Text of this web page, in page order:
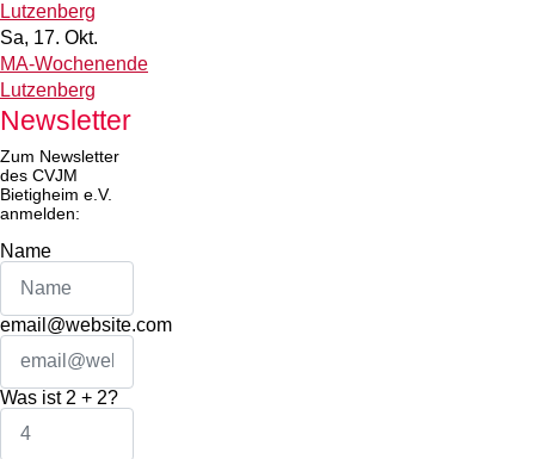
Lutzenberg
Sa, 17. Okt.
MA-Wochenende
Lutzenberg
Newsletter
Zum Newsletter
des CVJM
Bietigheim e.V.
anmelden:
Name
email@website.com
Was ist 2 + 2?